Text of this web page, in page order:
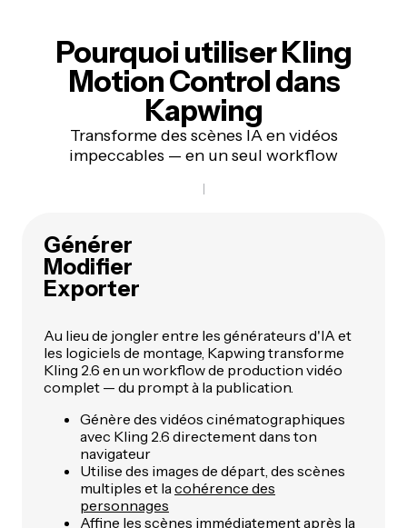
Pourquoi utiliser Kling
Motion Control dans
Kapwing
Transforme des scènes IA en vidéos
impeccables — en un seul workflow
Générer
Modifier
Exporter
Au lieu de jongler entre les générateurs d'IA et
les logiciels de montage, Kapwing transforme
Kling 2.6 en un workflow de production vidéo
complet — du prompt à la publication.
Génère des vidéos cinématographiques
avec Kling 2.6 directement dans ton
navigateur
Utilise des images de départ, des scènes
multiples et lacohérence des
personnages
Affine les scènes immédiatement après la